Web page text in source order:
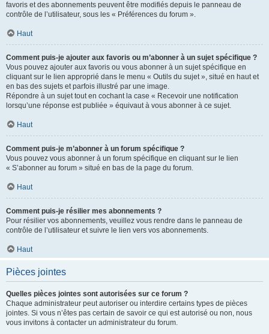
favoris et des abonnements peuvent être modifiés depuis le panneau de
contrôle de l’utilisateur, sous les « Préférences du forum ».
Haut
Comment puis-je ajouter aux favoris ou m’abonner à un sujet spécifique ?
Vous pouvez ajouter aux favoris ou vous abonner à un sujet spécifique en
cliquant sur le lien approprié dans le menu « Outils du sujet », situé en haut et
en bas des sujets et parfois illustré par une image.
Répondre à un sujet tout en cochant la case « Recevoir une notification
lorsqu’une réponse est publiée » équivaut à vous abonner à ce sujet.
Haut
Comment puis-je m’abonner à un forum spécifique ?
Vous pouvez vous abonner à un forum spécifique en cliquant sur le lien
« S’abonner au forum » situé en bas de la page du forum.
Haut
Comment puis-je résilier mes abonnements ?
Pour résilier vos abonnements, veuillez vous rendre dans le panneau de
contrôle de l’utilisateur et suivre le lien vers vos abonnements.
Haut
Pièces jointes
Quelles pièces jointes sont autorisées sur ce forum ?
Chaque administrateur peut autoriser ou interdire certains types de pièces
jointes. Si vous n’êtes pas certain de savoir ce qui est autorisé ou non, nous
vous invitons à contacter un administrateur du forum.